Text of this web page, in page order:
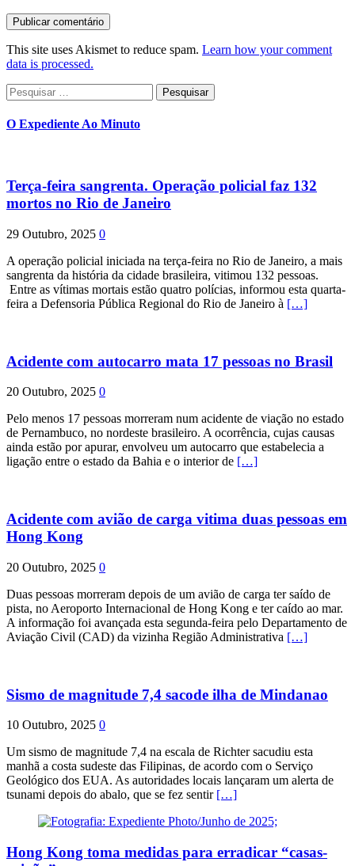
This site uses Akismet to reduce spam. Learn how your comment
data is processed.
Pesquisar
por:
O Expediente Ao Minuto
Terça-feira sangrenta. Operação policial faz 132
mortos no Rio de Janeiro
29 Outubro, 2025 0
A operação policial iniciada na terça-feira no Rio de Janeiro, a mais
sangrenta da história da cidade brasileira, vitimou 132 pessoas.
Entre as vítimas mortais estão quatro polícias, informou esta quarta-
feira a Defensoria Pública Regional do Rio de Janeiro à […]
Acidente com autocarro mata 17 pessoas no Brasil
20 Outubro, 2025 0
Pelo menos 17 pessoas morreram num acidente de viação no estado
de Pernambuco, no nordeste brasileiro. A ocorrência, cujas causas
ainda estão por apurar, envolveu um autocarro que estabelecia a
ligação entre o estado da Bahia e o interior de […]
Acidente com avião de carga vitima duas pessoas em
Hong Kong
20 Outubro, 2025 0
Duas pessoas morreram depois de um avião de carga ter saído de
pista, no Aeroporto Internacional de Hong Kong e ter caído ao mar.
A informação foi avançada esta segunda-feira pelo Departamento de
Aviação Civil (CAD) da vizinha Região Administrativa […]
Sismo de magnitude 7,4 sacode ilha de Mindanao
10 Outubro, 2025 0
Um sismo de magnitude 7,4 na escala de Richter sacudiu esta
manhã a costa sudeste das Filipinas, de acordo com o Serviço
Geológico dos EUA. As autoridades locais lançaram um alerta de
tsunami depois do abalo, que se fez sentir […]
Hong Kong toma medidas para erradicar “casas-